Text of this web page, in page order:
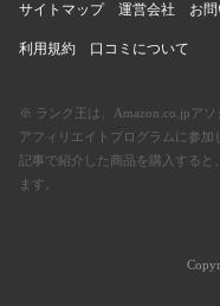
サイトマップ 運営会社 お
利用規約 口コミについて
※ ランク王は、Amazon.co.jpア
アフィリエイトプログラムに参加
記事で紹介した商品を購入すると
ます。